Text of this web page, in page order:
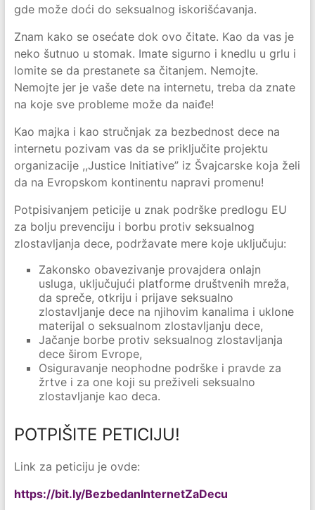
gde može doći do seksualnog iskorišćavanja.
Znam kako se osećate dok ovo čitate. Kao da vas je
neko šutnuo u stomak. Imate sigurno i knedlu u grlu i
lomite se da prestanete sa čitanjem. Nemojte.
Nemojte jer je vaše dete na internetu, treba da znate
na koje sve probleme može da naiđe!
Kao majka i kao stručnjak za bezbednost dece na
internetu pozivam vas da se priključite projektu
organizacije ,,Justice Initiative” iz Švajcarske koja želi
da na Evropskom kontinentu napravi promenu!
Potpisivanjem peticije u znak podrške predlogu EU
za bolju prevenciju i borbu protiv seksualnog
zlostavljanja dece, podržavate mere koje uključuju:
Zakonsko obavezivanje provajdera onlajn
usluga, uključujući platforme društvenih mreža,
da spreče, otkriju i prijave seksualno
zlostavljanje dece na njihovim kanalima i uklone
materijal o seksualnom zlostavljanju dece,
Jačanje borbe protiv seksualnog zlostavljanja
dece širom Evrope,
Osiguravanje neophodne podrške i pravde za
žrtve i za one koji su preživeli seksualno
zlostavljanje kao deca.
POTPIŠITE PETICIJU!
Link za peticiju je ovde:
https://bit.ly/BezbedanInternetZaDecu